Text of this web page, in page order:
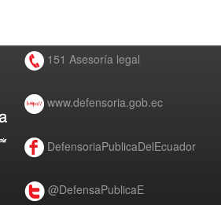
151 Asesoría legal
www.defensoria.gob.ec
DefensoriaPublicaDelEcuador
@DefensaPublicaE